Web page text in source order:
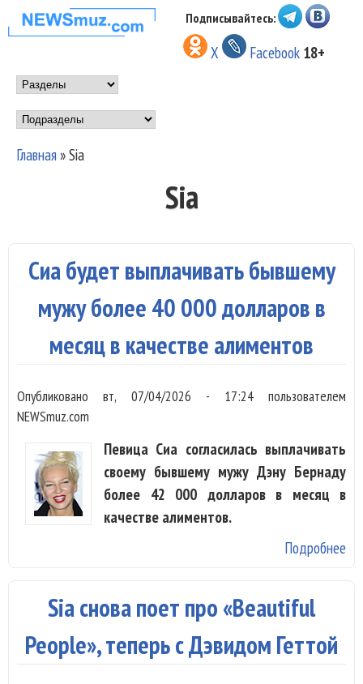
Перейти к основному
содержанию
НОВОСТИ
МУЗЫКИ И
ШОУ БИЗНЕСА
NEWSMUZ.COM
Подписывайтесь:
X Facebook 18+
Main menu
Подразделы
Главная»Sia
Sia
Сиа будет выплачивать бывшему
мужу более 40 000 долларов в
месяц в качестве алиментов
Опубликовановт, 07/04/2026 - 17:24пользователем
NEWSmuz.com
Певица Сиа согласилась выплачивать
своему бывшему мужу Дэну Бернаду
более 42 000 долларов в месяц в
качестве алиментов.
Подробнее
Sia снова поет про «Beautiful
People», теперь с Дэвидом Геттой